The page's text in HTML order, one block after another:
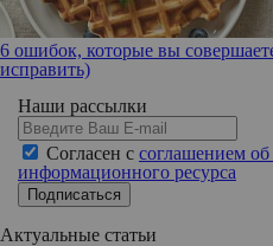
6 ошибок, которые вы
исправить)
Наши рассылки
Согласен с соглашением
информационного ресурса
Подписаться
Актуальные статьи